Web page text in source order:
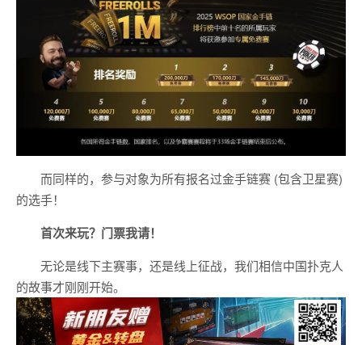
而同样的，参与对象为所有报名过金手链赛 (包含卫星赛)
的选手！
首次来玩？门票我请！
无论是线下主赛事，还是线上征战，我们相信中国扑克人
的故事才刚刚开始。